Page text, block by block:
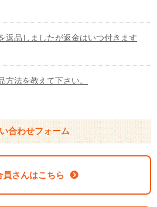
返品しましたが返金はいつ付きます
方法を教えて下さい。
合わせフォーム
員さんはこちら